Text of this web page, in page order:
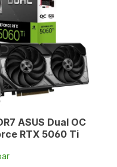
ASUS Dual OC
RTX 5060 Ti